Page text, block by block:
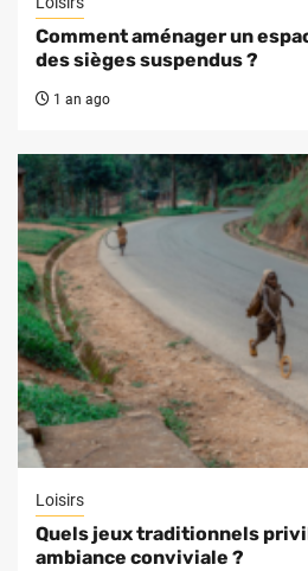
Comment aménager un
des sièges suspendus ?
1 an ago
Loisirs
Quels jeux traditionnels
ambiance conviviale ?